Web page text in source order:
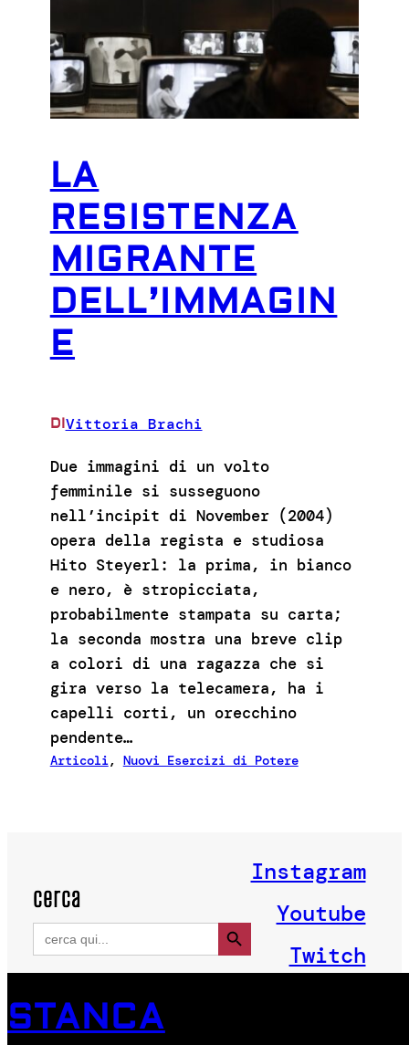
LA
RESISTENZA
MIGRANTE
DELL’IMMAGIN
E
DIVittoria Brachi
Due immagini di un volto
femminile si susseguono
nell’incipit di November (2004)
opera della regista e studiosa
Hito Steyerl: la prima, in bianco
e nero, è stropicciata,
probabilmente stampata su carta;
la seconda mostra una breve clip
a colori di una ragazza che si
gira verso la telecamera, ha i
capelli corti, un orecchino
pendente…
Articoli, Nuovi Esercizi di Potere
cerca
Search
for:
Search Button
Instagram
Youtube
Twitch
STANCA